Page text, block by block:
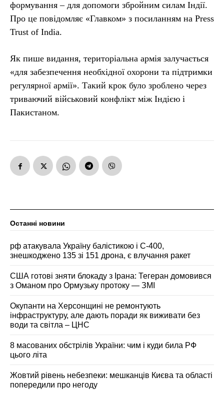
формування – для допомоги збройним силам Індії.
Про це повідомляє «Главком» з посиланням на Press
Trust of India.
Як пише видання, територіальна армія залучається
«для забезпечення необхідної охорони та підтримки
регулярної армії». Такий крок було зроблено через
триваючий військовий конфлікт між Індією і
Пакистаном.
Останні новини
рф атакувала Україну балістикою і С-400,
знешкоджено 135 зі 151 дрона, є влучання ракет
США готові зняти блокаду з Ірана: Тегеран домовився
з Оманом про Ормузьку протоку — ЗМІ
Окупанти на Херсонщині не ремонтують
інфраструктуру, але дають поради як виживати без
води та світла – ЦНС
8 масованих обстрілів України: чим і куди била РФ
цього літа
Жовтий рівень небезпеки: мешканців Києва та області
попередили про негоду